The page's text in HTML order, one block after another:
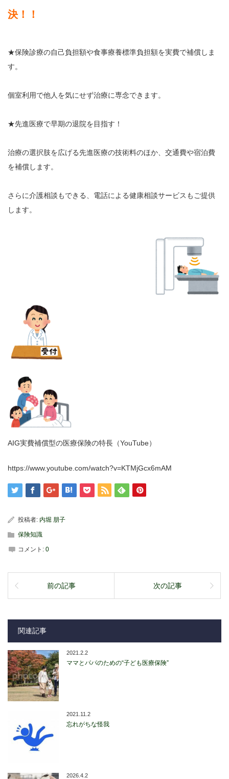
決！！
★保険診療の自己負担額や食事療養標準負担額を実費で補償しま
す。
個室利用で他人を気にせず治療に専念できます。
★先進医療で早期の退院を目指す！
治療の選択肢を広げる先進医療の技術料のほか、交通費や宿泊費
を補償します。
さらに介護相談もできる、電話による健康相談サービスもご提供
します。
AIG実費補償型の医療保険の特長（YouTube）
https://www.youtube.com/watch?v=KTMjGcx6mAM
投稿者: 内堀 朋子
保険知識
コメント: 0
前の記事 次の記事
関連記事
2021.2.2
ママとパパのための“子ども医療保険”
2021.11.2
忘れがちな怪我
2026.4.2